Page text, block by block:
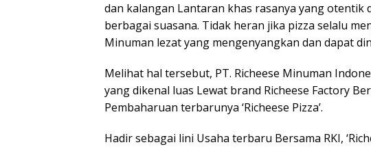
dan kalangan Lantaran khas rasanya yang otentik
berbagai suasana. Tidak heran jika pizza selalu
Minuman lezat yang mengenyangkan dan dapat
Melihat hal tersebut, PT. Richeese Minuman
yang dikenal luas Lewat brand Richeese Factory
Pembaharuan terbarunya ‘Richeese Pizza’.
Hadir sebagai lini Usaha terbaru Bersama RKI,